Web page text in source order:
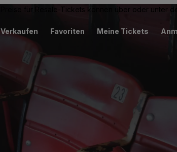
für Resale-Tickets können über oder unter
Verkaufen Favoriten Meine Tickets